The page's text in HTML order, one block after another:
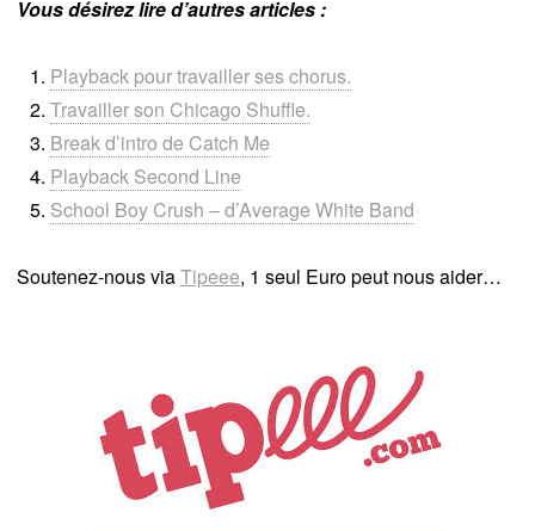
Vous désirez lire d’autres articles :
Playback pour travailler ses chorus.
Travailler son Chicago Shuffle.
Break d’intro de Catch Me
Playback Second Line
School Boy Crush – d’Average White Band
Soutenez-nous viaTipeee, 1 seul Euro peut nous aider…